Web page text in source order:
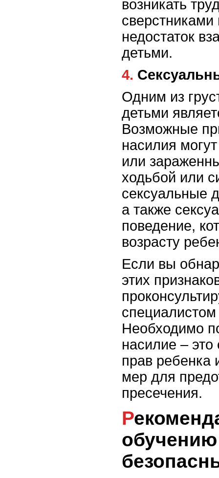
возникать
сверстниками
недостаток
детьми.
4.
Одним из
детьми
Возможные
насилия
или
ходьбой или
сексуальные
а также
поведение,
возрасту
Если вы
этих
Необходимо
насилие –
прав ребенка
мер для
пресечения.
Рекомендации по